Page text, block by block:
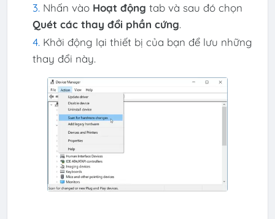
Nhấn vào Hoạt động tab và sau đó chọn
Quét các thay đổi phần cứng.
Khởi động lại thiết bị của bạn để lưu những
thay đổi này.